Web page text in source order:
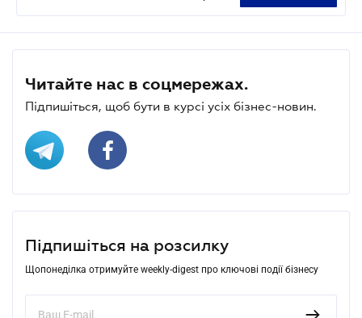
Читайте нас в соцмережах.
Підпишіться, щоб бути в курсі усіх бізнес-новин.
Підпишіться на розсилку
Щопонеділка отримуйте weekly-digest про ключові події бізнесу